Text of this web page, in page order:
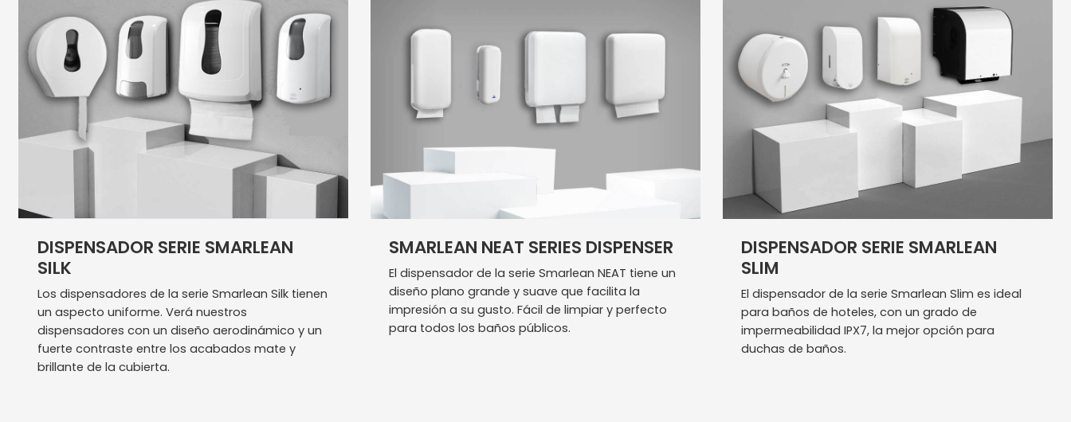
DISPENSADOR SERIE SMARLEAN
SILK
Los dispensadores de la serie Smarlean Silk tienen
un aspecto uniforme. Verá nuestros
dispensadores con un diseño aerodinámico y un
fuerte contraste entre los acabados mate y
brillante de la cubierta.
SMARLEAN NEAT SERIES DISPENSER
El dispensador de la serie Smarlean NEAT tiene un
diseño plano grande y suave que facilita la
impresión a su gusto. Fácil de limpiar y perfecto
para todos los baños públicos.
DISPENSADOR SERIE SMARLEAN
SLIM
El dispensador de la serie Smarlean Slim es ideal
para baños de hoteles, con un grado de
impermeabilidad IPX7, la mejor opción para
duchas de baños.